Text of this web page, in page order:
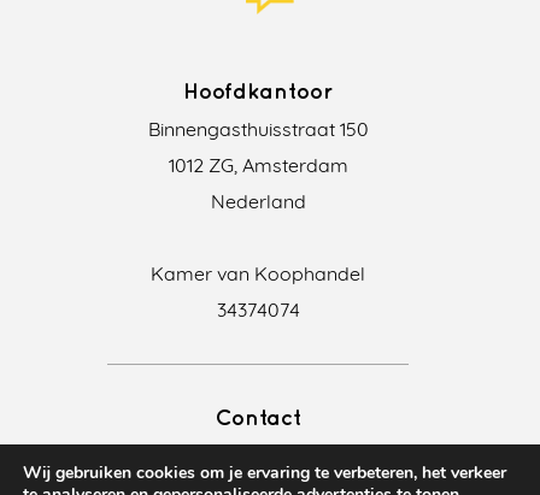
Hoofdkantoor
Binnengasthuisstraat 150
1012 ZG, Amsterdam
Nederland
Kamer van Koophandel
34374074
Contact
Wij gebruiken cookies om je ervaring te verbeteren, het verkeer